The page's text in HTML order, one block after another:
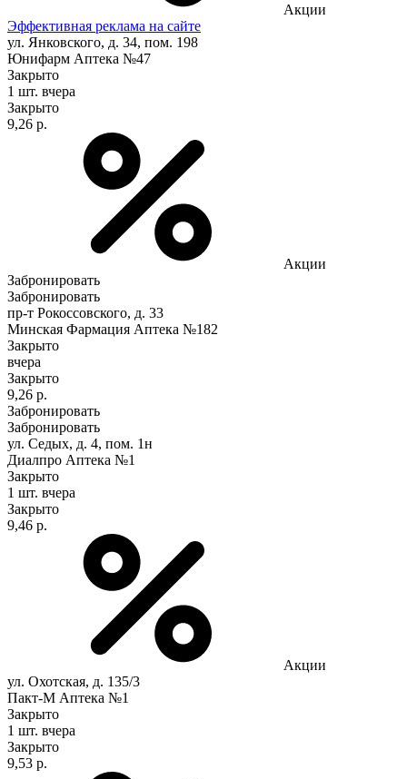
Акции
Эффективная реклама на сайте
ул. Янковского, д. 34, пом. 198
Юнифарм Аптека №47
Закрыто
1 шт. вчера
Закрыто
9,26 р.
Акции
Забронировать
Забронировать
пр-т Рокоссовского, д. 33
Минская Фармация Аптека №182
Закрыто
вчера
Закрыто
9,26 р.
Забронировать
Забронировать
ул. Седых, д. 4, пом. 1н
Диалпро Аптека №1
Закрыто
1 шт. вчера
Закрыто
9,46 р.
Акции
ул. Охотская, д. 135/3
Пакт-М Аптека №1
Закрыто
1 шт. вчера
Закрыто
9,53 р.